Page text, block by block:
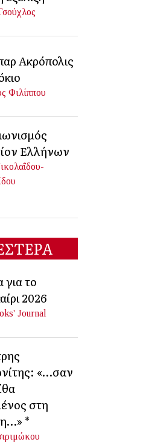
Ακρόπολις
Φιλίππου
Ελλήνων
για το
2026
Journal
«…σαν
στη
*